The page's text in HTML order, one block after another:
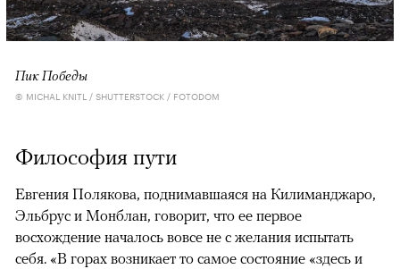
Пик Победы
© MICHAL KNITL / SHUTTERSTOCK / FOTODOM
Философия пути
Евгения Полякова, поднимавшаяся на Килиманджаро,
Эльбрус и Монблан, говорит, что ее первое
восхождение началось вовсе не с желания испытать
себя. «В горах возникает то самое состояние «здесь и